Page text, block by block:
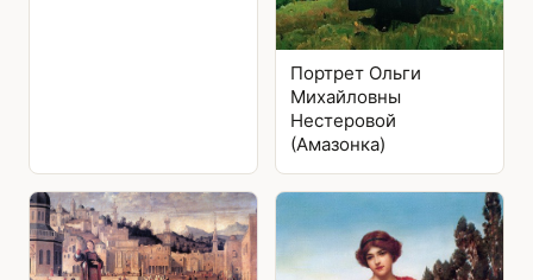
Портрет Ольги
Михайловны
Нестеровой
(Амазонка)